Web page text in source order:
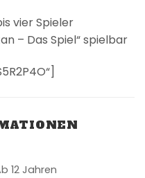
vier Spieler
– Das Spiel“ spielbar
12 Jahren